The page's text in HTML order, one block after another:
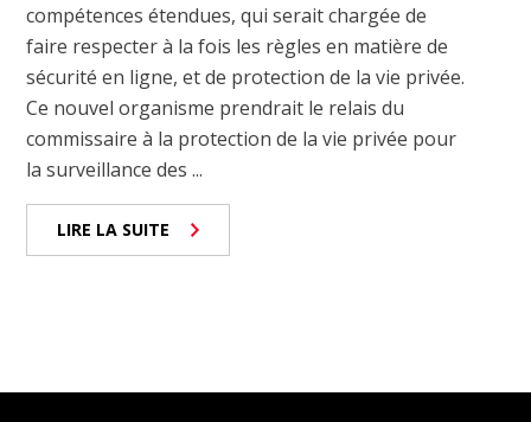
compétences étendues, qui serait chargée de
faire respecter à la fois les règles en matière de
sécurité en ligne, et de protection de la vie privée.
Ce nouvel organisme prendrait le relais du
commissaire à la protection de la vie privée pour
la surveillance des ...
LIRE LA SUITE